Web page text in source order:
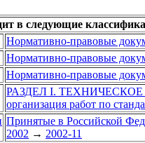
в следующие
Нормативно-правовые
Нормативно-правовые
Нормативно-правовые
РАЗДЕЛ I.
организация работ по
Принятые в Российской
2002 → 2002-11